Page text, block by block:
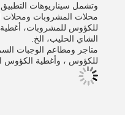
وتشمل سيناريوهات التطبيق
محلات المشروبات ومحلات
للكؤوس للمشروبات،
الشاي الحليب، الخ.
متاجر ومطاعم الوجبات
للكؤوس ، وأغطية الكؤوس